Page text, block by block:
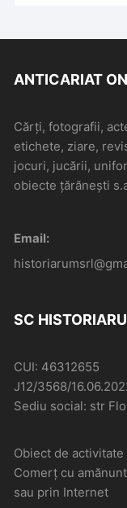
ANTICARIAT
Cărți, fotografii,
etichete, ziare,
jocuri, jucării,
obiecte țărănești
Email:
SC
CUI: 46312655
J12/3568/
Sediu social: str
Obiect de
Comerţ cu
sau prin Internet